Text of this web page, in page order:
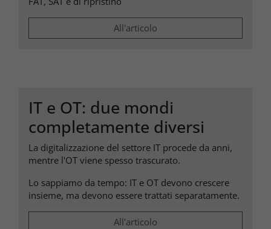
All'articolo
IT e OT: due mondi
completamente diversi
La digitalizzazione del settore IT procede da anni,
mentre l'OT viene spesso trascurato.
Lo sappiamo da tempo: IT e OT devono crescere
insieme, ma devono essere trattati separatamente.
All'articolo